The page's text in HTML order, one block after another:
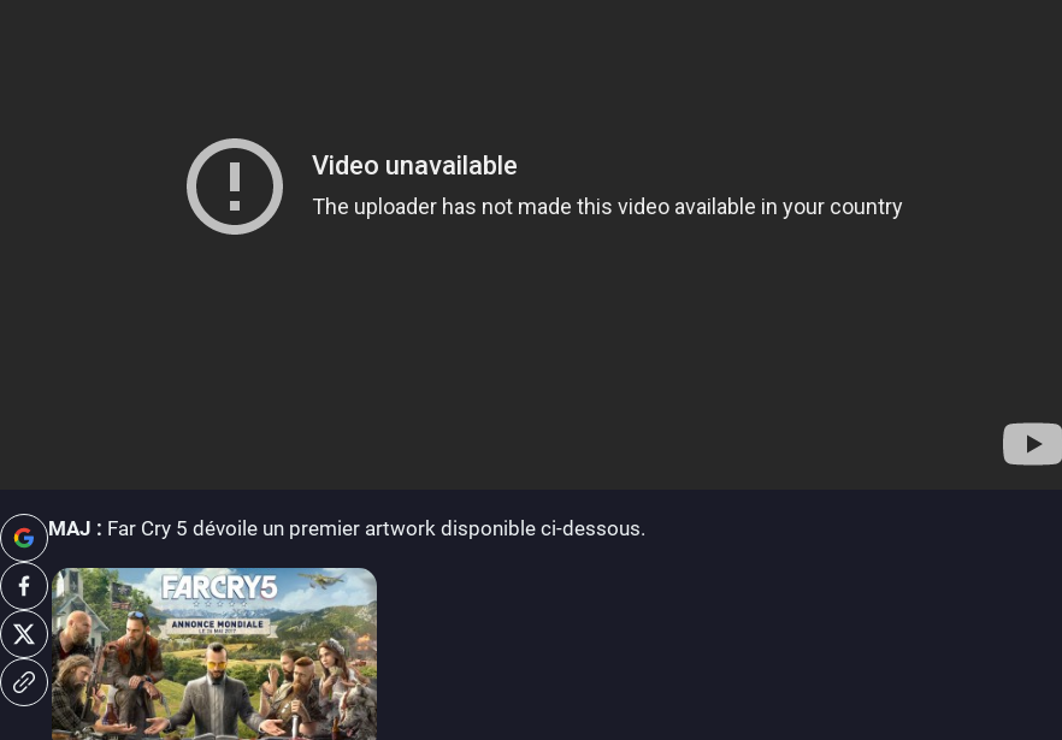
MAJ : Far Cry 5 dévoile un premier artwork disponible ci-dessous.